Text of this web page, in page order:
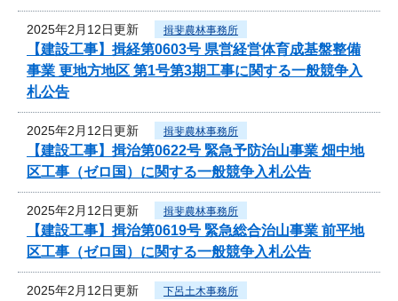
2025年2月12日更新 揖斐農林事務所
【建設工事】揖経第0603号 県営経営体育成基盤整備
事業 更地方地区 第1号第3期工事に関する一般競争入
札公告
2025年2月12日更新 揖斐農林事務所
【建設工事】揖治第0622号 緊急予防治山事業 畑中地
区工事（ゼロ国）に関する一般競争入札公告
2025年2月12日更新 揖斐農林事務所
【建設工事】揖治第0619号 緊急総合治山事業 前平地
区工事（ゼロ国）に関する一般競争入札公告
2025年2月12日更新 下呂土木事務所